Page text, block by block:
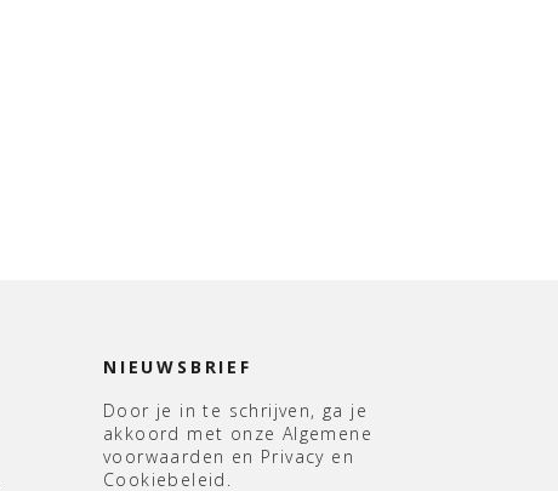
NIEUWSBRIEF
Door je in te schrijven, ga je
akkoord met onze Algemene
voorwaarden en Privacy en
Cookiebeleid.